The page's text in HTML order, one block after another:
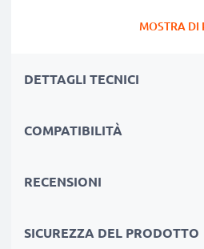
Pro89J Pro89JT Pro89VT
Capacità di 4400mAh garantita,
che alla prova dei fatti risulta
MOSTRA DI
DETTAGLI TECNICI
COMPATIBILITÀ
RECENSIONI
SICUREZZA DEL PRODOTTO